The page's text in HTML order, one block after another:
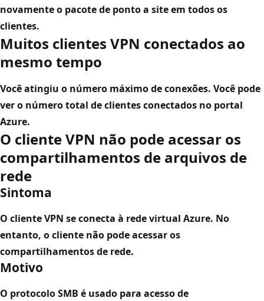
novamente o pacote de ponto a site em todos os
clientes.
Muitos clientes VPN conectados ao
mesmo tempo
Você atingiu o número máximo de conexões. Você pode
ver o número total de clientes conectados no portal
Azure.
O cliente VPN não pode acessar os
compartilhamentos de arquivos de
rede
Sintoma
O cliente VPN se conecta à rede virtual Azure. No
entanto, o cliente não pode acessar os
compartilhamentos de rede.
Motivo
O protocolo SMB é usado para acesso de